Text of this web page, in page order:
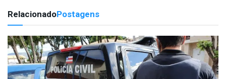
RelacionadoPostagens